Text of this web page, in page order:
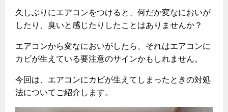
検針について
原料費調整制度について
ガスくさいとき・警報器が鳴ったとき
ガスが出ないとき
快適性
経済性
ライフスタイルの変化に対応するエコジョーズ
ガス・電気併用住宅とオール電化住宅の比較
経済性、環境性、創エネ
レンジフード
レンジフード
オーブン・炊飯器
オーブン
リフォーム事例紹介
3つのあんしん宣言
テレビCM
スタッフ
リフォームの流れ
都市ガスでんき 従量電灯Ｂ
都市ガスでんき 従量電灯Ｃ
都市ガスでんき 低圧電力
電気料金の計算について
ご請求とお支払い
食育活動について
エコ・クッキング
ホーム お知らせ
情報誌 企業情報
採用情報
久しぶりにエアコンをつけると、何だか変なにおいが
したり、臭いと感じたりしたことはありませんか？
エアコンから変なにおいがしたら、それはエアコンに
カビが生えている要注意のサインかもしれません。
今回は、エアコンにカビが生えてしまったときの対処
法についてご紹介します。